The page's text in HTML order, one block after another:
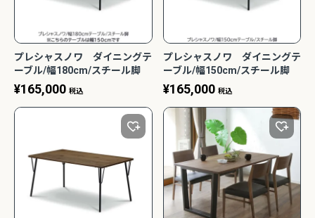
プレシャスノワ ダイニングテ
ーブル/幅180cm/スチール脚
T823(180) ブラックウォール
ナット 家族団らん おしゃれ カ
フェ風 WeDoStyle
¥165,000 税込
プレシャスノワ ダイニングテ
ーブル/幅150cm/スチール脚
T823(150) ブラックウォール
ナット 家族団らん おしゃれ カ
フェ風 WeDoStyle
¥165,000 税込